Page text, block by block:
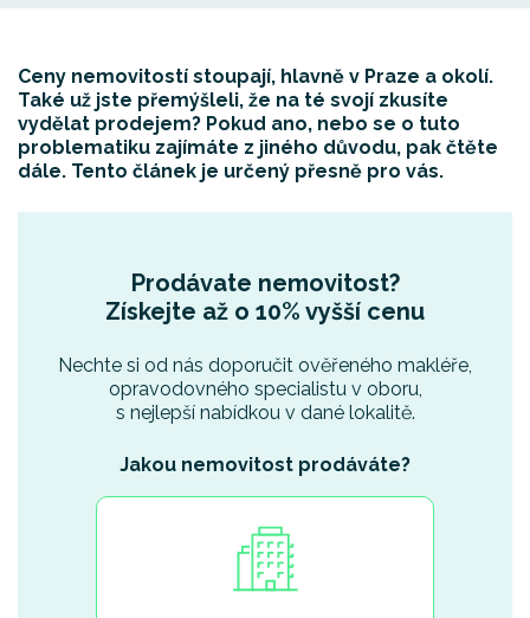
Ceny nemovitostí stoupají, hlavně v Praze a okolí.
Také už jste přemýšleli, že na té svojí zkusíte
vydělat prodejem? Pokud ano, nebo se o tuto
problematiku zajímáte z jiného důvodu, pak čtěte
dále. Tento článek je určený přesně pro vás.
Prodávate nemovitost?
Získejte až o 10% vyšší cenu
Nechte si od nás doporučit ověřeného makléře,
opravodovného specialistu v oboru,
s nejlepší nabídkou v dané lokalitě.
Jakou nemovitost prodáváte?